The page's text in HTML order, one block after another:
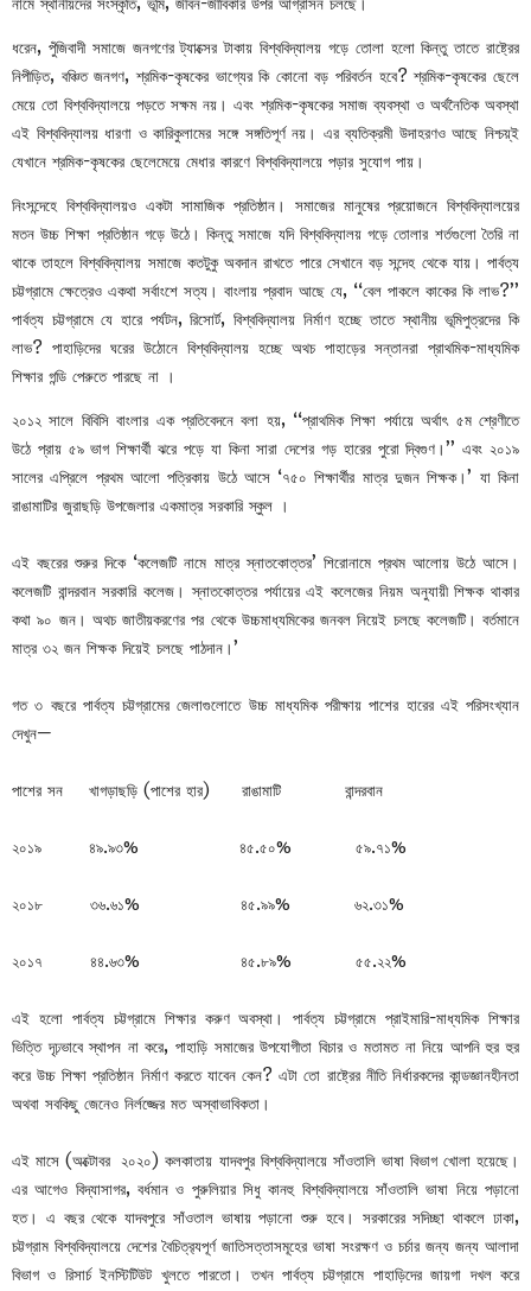
ধরেন, পুঁজিবাদী সমাজে জনগণের ট্যাক্সের টাকায় বিশ্ববিদ্যালয় গড়ে তোলা হলো কিন্তু তাতে রাষ্ট্রের
নিপীড়িত, বঞ্চিত জনগণ, শ্রমিক-কৃষকের ভাগ্যের কি কোনো বড় পরিবর্তন হবে? শ্রমিক-কৃষকের ছেলে
মেয়ে তো বিশ্ববিদ্যালয়ে পড়তে সক্ষম নয়। এবং শ্রমিক-কৃষকের সমাজ ব্যবস্থা ও অর্থনৈতিক অবস্থা
এই বিশ্ববিদ্যালয় ধারণা ও কারিকুলামের সঙ্গে সঙ্গতিপূর্ণ নয়। এর ব্যতিক্রমী উদাহরণও আছে নিশ্চয়্ই
যেখানে শ্রমিক-কৃষকের ছেলেমেয়ে মেধার কারণে বিশ্ববিদ্যালয়ে পড়ার সুযোগ পায়।
নিংসন্দেহে বিশ্ববিদ্যালয়ও একটা সামাজিক প্রতিষ্ঠান। সমাজের মানুষের প্রয়োজনে বিশ্ববিদ্যালয়ের
মতন উচ্চ শিক্ষা প্রতিষ্ঠান গড়ে উঠে। কিন্তু সমাজে যদি বিশ্ববিদ্যালয় গড়ে তোলার শর্তগুলো তৈরি না
থাকে তাহলে বিশ্ববিদ্যালয় সমাজে কতটুকু অবদান রাখতে পারে সেখানে বড় সন্দেহ থেকে যায়। পার্বত্য
চট্টগ্রামে ক্ষেত্রেও একথা সর্বাংশে সত্য। বাংলায় প্রবাদ আছে যে, ‘‘বেল পাকলে কাকের কি লাভ?’’
পার্বত্য চট্টগ্রামে যে হারে পর্যটন, রিসোর্ট, বিশ্ববিদ্যালয় নির্মাণ হচ্ছে তাতে স্থানীয় ভূমিপুত্রদের কি
লাভ? পাহাড়িদের ঘরের উঠোনে বিশ্ববিদ্যালয় হচ্ছে অথচ পাহাড়ের সন্তানরা প্রাথমিক-মাধ্যমিক
শিক্ষার গন্ডি পেরুতে পারছে না ।
২০১২ সালে বিবিসি বাংলার এক প্রতিবেদনে বলা হয়, ‘‘প্রাথমিক শিক্ষা পর্যায়ে অর্থাৎ ৫ম শ্রেণীতে
উঠে প্রায় ৫৯ ভাগ শিক্ষার্থী ঝরে পড়ে যা কিনা সারা দেশের গড় হারের পুরো দ্বিগুণ।’’ এবং ২০১৯
সালের এপ্রিলে প্রথম আলো পত্রিকায় উঠে আসে ‘৭৫০ শিক্ষার্থীর মাত্র দুজন শিক্ষক।’ যা কিনা
রাঙামাটির জুরাছড়ি উপজেলার একমাত্র সরকারি স্কুল ।
এই বছরের শুরুর দিকে ‘কলেজটি নামে মাত্র স্নাতকোত্তর’ শিরোনামে প্রথম আলোয় উঠে আসে।
কলেজটি বান্দরবান সরকারি কলেজ। স্নাতকোত্তর পর্যায়ের এই কলেজের নিয়ম অনুযায়ী শিক্ষক থাকার
কথা ৯০ জন। অথচ জাতীয়করণের পর থেকে উচ্চমাধ্যমিকের জনবল নিয়েই চলছে কলেজটি। বর্তমানে
মাত্র ৩২ জন শিক্ষক দিয়েই চলছে পাঠদান।’
গত ৩ বছরে পার্বত্য চট্টগ্রামের জেলাগুলোতে উচ্চ মাধ্যমিক পরীক্ষায় পাশের হারের এই পরিসংখ্যান
দেখুন—
পাশের সন খাগড়াছড়ি (পাশের হার) রাঙামাটি বান্দরবান
২০১৯ ৪৯.৯৩% ৪৫.৫০% ৫৯.৭১%
২০১৮ ৩৬.৬১% ৪৫.৯৯% ৬২.৩১%
২০১৭ ৪৪.৬৩% ৪৫.৮৯% ৫৫.২২%
এই হলো পার্বত্য চট্টগ্রামে শিক্ষার করুণ অবস্থা। পার্বত্য চট্টগ্রামে প্রাইমারি-মাধ্যমিক শিক্ষার
ভিত্তি দৃঢ়ভাবে স্থাপন না করে, পাহাড়ি সমাজের উপযোগীতা বিচার ও মতামত না নিয়ে আপনি হুর হুর
করে উচ্চ শিক্ষা প্রতিষ্ঠান নির্মাণ করতে যাবেন কেন? এটা তো রাষ্ট্রের নীতি নির্ধারকদের কান্ডজ্ঞানহীনতা
অথবা সবকিছু জেনেও নির্লজ্জের মত অস্বাভাবিকতা।
এই মাসে (অক্টোবর ২০২০) কলকাতায় যাদবপুর বিশ্ববিদ্যালয়ে সাঁওতালি ভাষা বিভাগ খোলা হয়েছে।
এর আগেও বিদ্যাসাগর, বর্ধমান ও পুরুলিয়ার সিধু কানহু বিশ্ববিদ্যালয়ে সাঁওতালি ভাষা নিয়ে পড়ানো
হত। এ বছর থেকে যাদবপুরে সাঁওতাল ভাষায় পড়ানো শুরু হবে। সরকারের সদিচ্ছা থাকলে ঢাকা,
চট্টগ্রাম বিশ্ববিদ্যালয়ে দেশের বৈচিত্র‌্যপূর্ণ জাতিসত্তাসমূহের ভাষা সংরক্ষণ ও চর্চার জন্য জন্য আলাদা
বিভাগ ও রিসার্চ ইনস্টিটিউট খুলতে পারতো। তখন পার্বত্য চট্টগ্রামে পাহাড়িদের জায়গা দখল করে